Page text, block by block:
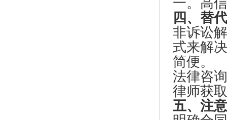
一。高
四、替
非诉讼
式来解
简便。
法律咨
律师获
五、注